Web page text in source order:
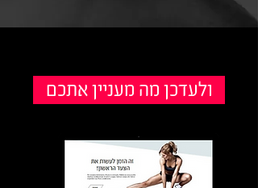
ולעדכן מה מעניין אתכם